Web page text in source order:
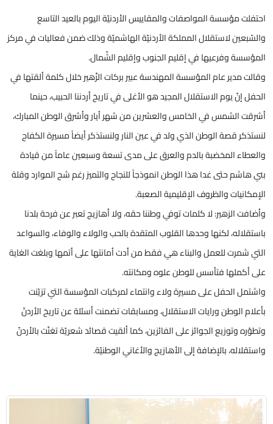
احتفلت مؤسسة المواصفات والمقاييس الأردنيّة اليوم بالعيد التاسع
والسّبعين لاستقلال المملكة الأردنيّة الهاشميّة وذلك ضمن فعاليات في مركز
المؤسسة وفرعيها في إقليم الجنوب وإقليم الشّمال.
وقالت مدير عام المؤسسة المهندسة عبير بركات الزّهير خلال كلمة ألقتها في
الحفل إنّ يوم الاستقلال المجيد هو الأغلى في تاريخ أردننا الحبيب، حينما
أشرقت الشمس في الخامس والعشرين من شهر أيار وأشرق الوطن المبارك،
لنستذكر قصة الوطن الذي ولد في عين النار ولنستذكر أيضاً مسيرة الكفاح
والعطاء المخضبة بالدم والعرق على مدى تسعة وسبعين عاماً من قيادة
بني هاشم حتى غدا هذا الوطن انموذجاً للنجاح والتميز رغم شح الموارد وقلة
الإمكانيات والظروف الإقليمية الصعبة.
وأضافت الزهير: لا كلمات توفي وطننا حقه، ولا أهازيج تعبر عن فرحة بلدنا
باستقلاله، لكنها وحدها القلوب المتقدة بالحب والولاء والوفاء، والسواعد
التي شمرت للعمل والبناء هي فقط من أدت أمانتها على أتمها وبلغت الغاية
على أكملها فتأسس للوطن علوه ومكانته.
واشتمل الحفل على مسيرة ولاء وانتماء لمركبات المؤسسة التي تزيّنت
بأعلام الوطن ورايات الاستقلال، ومسابقات تضمنت أسئلة عن تاريخ الأردنّ
وتطوّره وتوزيع الجوائز على الفائزين، كما ألقيت قصائد شعريّة تغنّت بالأردنّ
واستقلاله، بالإضافة إلى الأهازيج والأغاني الوطنيّة.